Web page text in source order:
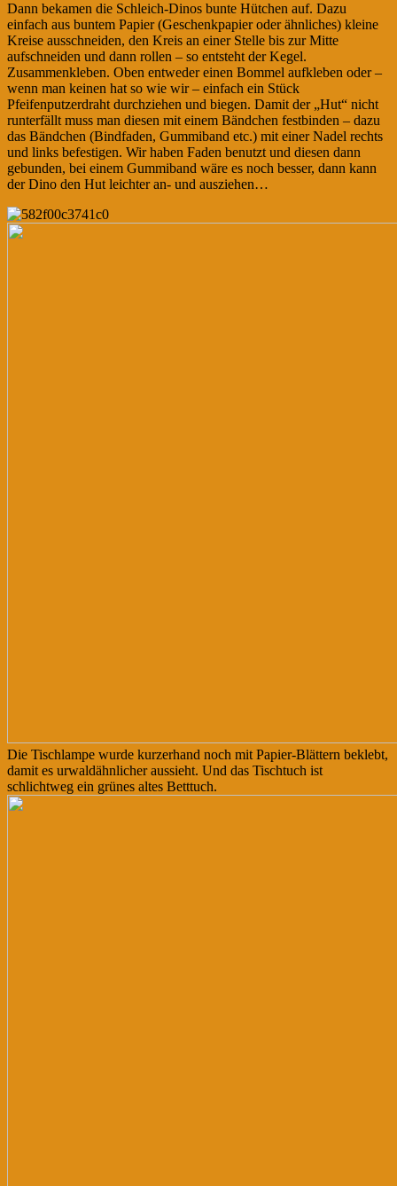
Dann bekamen die Schleich-Dinos bunte Hütchen auf. Dazu
einfach aus buntem Papier (Geschenkpapier oder ähnliches) kleine
Kreise ausschneiden, den Kreis an einer Stelle bis zur Mitte
aufschneiden und dann rollen – so entsteht der Kegel.
Zusammenkleben. Oben entweder einen Bommel aufkleben oder –
wenn man keinen hat so wie wir – einfach ein Stück
Pfeifenputzerdraht durchziehen und biegen. Damit der „Hut“ nicht
runterfällt muss man diesen mit einem Bändchen festbinden – dazu
das Bändchen (Bindfaden, Gummiband etc.) mit einer Nadel rechts
und links befestigen. Wir haben Faden benutzt und diesen dann
gebunden, bei einem Gummiband wäre es noch besser, dann kann
der Dino den Hut leichter an- und ausziehen…
Die Tischlampe wurde kurzerhand noch mit Papier-Blättern beklebt,
damit es urwaldähnlicher aussieht. Und das Tischtuch ist
schlichtweg ein grünes altes Betttuch.